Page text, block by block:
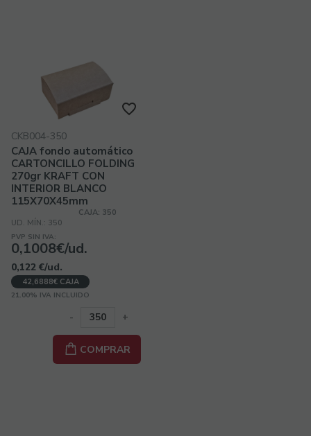
CKB004-350
CAJA fondo automático
CARTONCILLO FOLDING
270gr KRAFT CON
INTERIOR BLANCO
115X70X45mm
CAJA: 350
UD. MÍN.: 350
PVP SIN IVA:
0,1008€/ud.
0,122 €/ud.
42,6888€ CAJA
21.00% IVA INCLUIDO
- +
COMPRAR